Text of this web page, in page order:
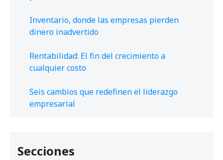
Inventario, donde las empresas pierden
dinero inadvertido
Rentabilidad: El fin del crecimiento a
cualquier costo
Seis cambios que redefinen el liderazgo
empresarial
Secciones